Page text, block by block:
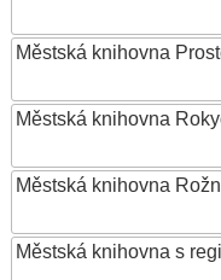
Městská knihovna
Městská knihovna
Městská knihovna
Městská knihovna s